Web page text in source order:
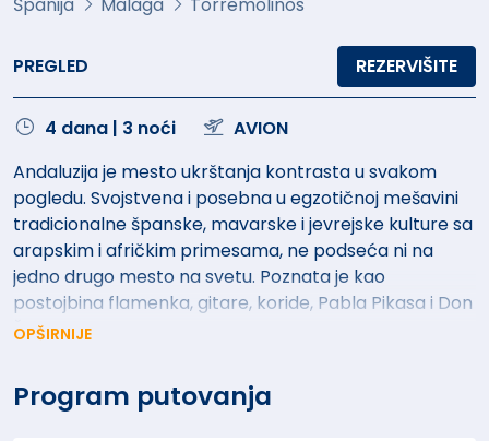
PREGLED REZERVIŠITE
4 dana | 3 noći
AVION
Andaluzija je mesto ukrštanja kontrasta u svakom
pogledu. Svojstvena i posebna u egzotičnoj mešavini
tradicionalne španske, mavarske i jevrejske kulture sa
arapskim i afričkim primesama, ne podseća ni na
jedno drugo mesto na svetu. Poznata je kao
postojbina flamenka, gitare, koride, Pabla Pikasa i Don
Žuana.
OPŠIRNIJE
Program putovanja